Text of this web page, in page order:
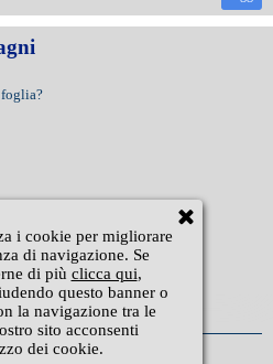
i cookie per migliorare
di navigazione. Se
di più clicca qui,
questo banner o
la navigazione tra le
sito acconsenti
dei cookie.